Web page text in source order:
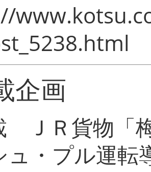
企画
ＪＲ貨物「
ュ・プル運転